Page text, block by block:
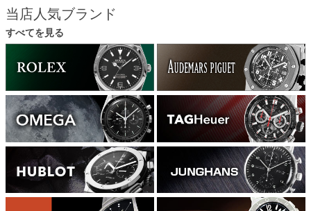
当店人気ブランド
すべてを見る